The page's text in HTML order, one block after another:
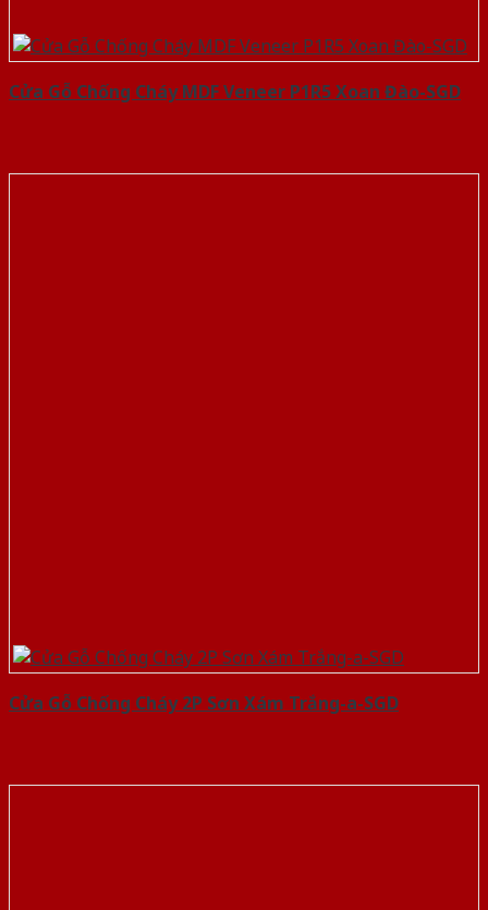
Cửa Gỗ Chống Cháy MDF Veneer P1R5 Xoan Đào-SGD
Cửa Gỗ Chống Cháy 2P Sơn Xám Trắng-a-SGD